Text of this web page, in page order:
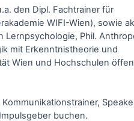
den Dipl. Fachtrainer für
WIFI-Wien), sowie
Lernpsychologie, Phil.
mit Erkenntnistheorie und
Wien und Hochschulen
buchen.